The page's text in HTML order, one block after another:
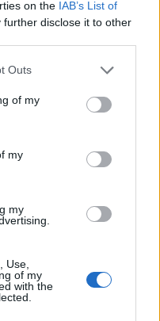
on the IAB’s List of
further disclose it to other
one or more Google
You may click to
its third-party tags to
in below Google
Outs
of my
my
my
Use,
of my
with the
czegoś w haśle?
Dobrego słownika.
czasownika